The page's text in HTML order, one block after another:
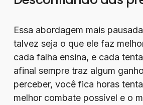
Essa abordagem mais
talvez seja o que ele faz
cada falha ensina, e cada
afinal sempre traz algum
perceber, você fica horas
melhor combate possível e o